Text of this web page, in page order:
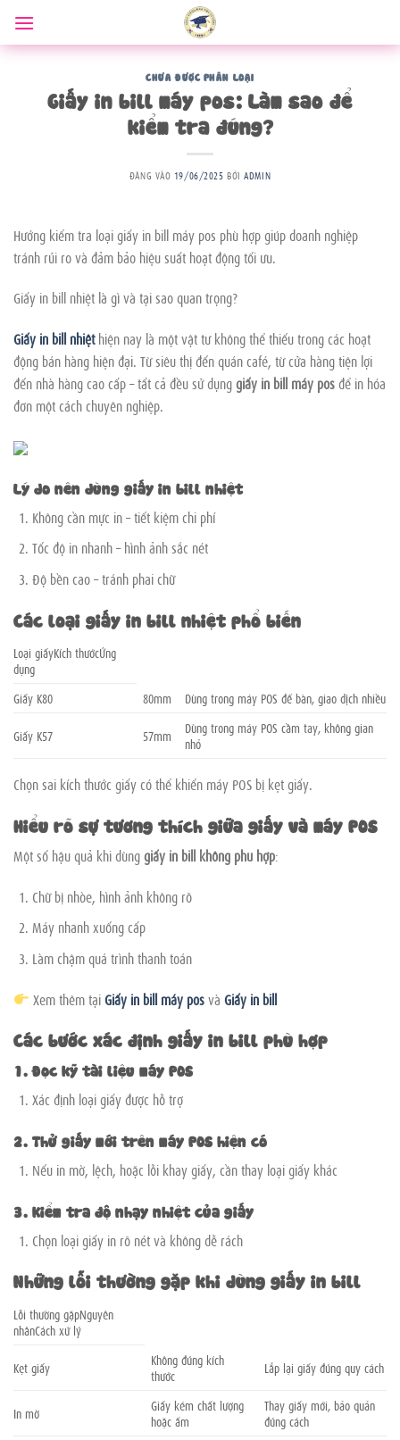
qua
nội
CHƯA ĐƯỢC PHÂN LOẠI
Giấy in bill máy pos: Làm sao để
kiểm tra đúng?
ĐĂNG VÀO 19/06/2025 BỞIADMIN
Hướng kiểm tra loại giấy in bill máy pos phù hợp giúp doanh nghiệp
tránh rủi ro và đảm bảo hiệu suất hoạt động tối ưu.
Giấy in bill nhiệt là gì và tại sao quan trọng?
Giấy in bill nhiệthiện nay là một vật tư không thể thiếu trong các hoạt
động bán hàng hiện đại. Từ siêu thị đến quán café, từ cửa hàng tiện lợi
đến nhà hàng cao cấp – tất cả đều sử dụnggiấy in bill máy posđể in hóa
đơn một cách chuyên nghiệp.
Lý do nên dùng giấy in bill nhiệt
Không cần mực in – tiết kiệm chi phí
Tốc độ in nhanh – hình ảnh sắc nét
Độ bền cao – tránh phai chữ
Các loại giấy in bill nhiệt phổ biến
Loại giấyKích thướcỨng
dụng
Giấy K80
80mm Dùng trong máy POS để bàn, giao dịch nhiều
Giấy K57 57mm
Dùng trong máy POS cầm tay, không gian
nhỏ
Chọn sai kích thước giấy có thể khiến máy POS bị kẹt giấy.
Hiểu rõ sự tương thích giữa giấy và máy POS
Một số hậu quả khi dùnggiấy in bill không phù hợp:
Chữ bị nhòe, hình ảnh không rõ
Máy nhanh xuống cấp
Làm chậm quá trình thanh toán
Xem thêm tạiGiấy in bill máy posvàGiấy in bill
Các bước xác định giấy in bill phù hợp
1. Đọc kỹ tài liệu máy POS
Xác định loại giấy được hỗ trợ
2. Thử giấy mới trên máy POS hiện có
Nếu in mờ, lệch, hoặc lỗi khay giấy, cần thay loại giấy khác
3. Kiểm tra độ nhạy nhiệt của giấy
Chọn loại giấy in rõ nét và không dễ rách
Những lỗi thường gặp khi dùng giấy in bill
Lỗi thường gặpNguyên
nhânCách xử lý
Kẹt giấy
Không đúng kích
thước
Lắp lại giấy đúng quy cách
In mờ
Giấy kém chất lượng
hoặc ẩm
Thay giấy mới, bảo quản
đúng cách